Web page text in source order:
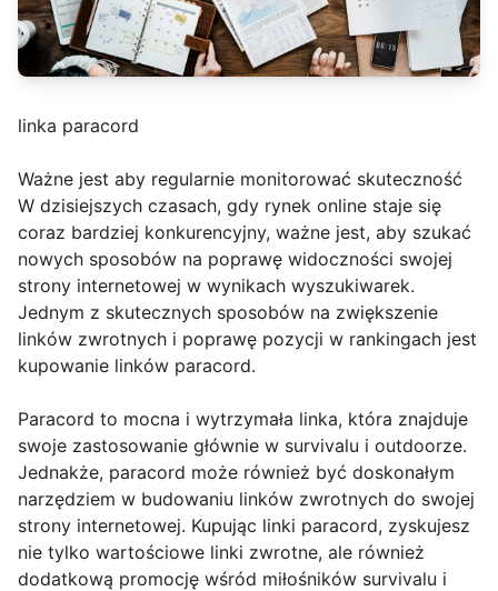
linka paracord
Ważne jest aby regularnie monitorować skuteczność
W dzisiejszych czasach, gdy rynek online staje się
coraz bardziej konkurencyjny, ważne jest, aby szukać
nowych sposobów na poprawę widoczności swojej
strony internetowej w wynikach wyszukiwarek.
Jednym z skutecznych sposobów na zwiększenie
linków zwrotnych i poprawę pozycji w rankingach jest
kupowanie linków paracord.
Paracord to mocna i wytrzymała linka, która znajduje
swoje zastosowanie głównie w survivalu i outdoorze.
Jednakże, paracord może również być doskonałym
narzędziem w budowaniu linków zwrotnych do swojej
strony internetowej. Kupując linki paracord, zyskujesz
nie tylko wartościowe linki zwrotne, ale również
dodatkową promocję wśród miłośników survivalu i